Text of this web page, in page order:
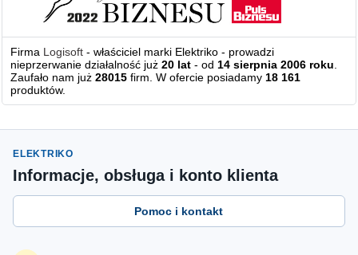
Firma Logisoft - właściciel marki Elektriko - prowadzi
nieprzerwanie działalność już20 lat - od14 sierpnia 2006 roku.
Zaufało nam już28015 firm. W ofercie posiadamy18 161
produktów.
ELEKTRIKO
Informacje, obsługa i konto klienta
Pomoc i kontakt